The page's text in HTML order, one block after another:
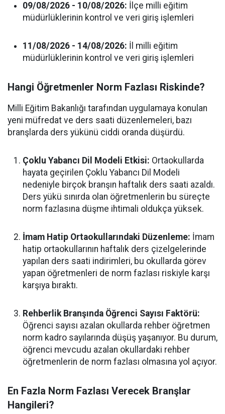
09/08/2026 - 10/08/2026: İlçe milli eğitim
müdürlüklerinin kontrol ve veri giriş işlemleri
11/08/2026 - 14/08/2026: İl milli eğitim
müdürlüklerinin kontrol ve veri giriş işlemleri
Hangi Öğretmenler Norm Fazlası Riskinde?
Milli Eğitim Bakanlığı tarafından uygulamaya konulan
yeni müfredat ve ders saati düzenlemeleri, bazı
branşlarda ders yükünü ciddi oranda düşürdü.
Çoklu Yabancı Dil Modeli Etkisi: Ortaokullarda
hayata geçirilen Çoklu Yabancı Dil Modeli
nedeniyle birçok branşın haftalık ders saati azaldı.
Ders yükü sınırda olan öğretmenlerin bu süreçte
norm fazlasına düşme ihtimali oldukça yüksek.
İmam Hatip Ortaokullarındaki Düzenleme: İmam
hatip ortaokullarının haftalık ders çizelgelerinde
yapılan ders saati indirimleri, bu okullarda görev
yapan öğretmenleri de norm fazlası riskiyle karşı
karşıya bıraktı.
Rehberlik Branşında Öğrenci Sayısı Faktörü:
Öğrenci sayısı azalan okullarda rehber öğretmen
norm kadro sayılarında düşüş yaşanıyor. Bu durum,
öğrenci mevcudu azalan okullardaki rehber
öğretmenlerin de norm fazlası olmasına yol açıyor.
En Fazla Norm Fazlası Verecek Branşlar
Hangileri?